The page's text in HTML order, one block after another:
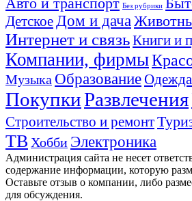
Без рубрики
Детское Дом и дача
Интернет и связьКниги и
Компании, фирмы
Музыка ОбразованиеОдежда
ПокупкиРазвлечения
Строительство и ремонт
ТВ Хобби Электроника
Администрация сайта не несет
содержание информации, которую
Оставьте отзыв о компании, либо
для обсуждения.